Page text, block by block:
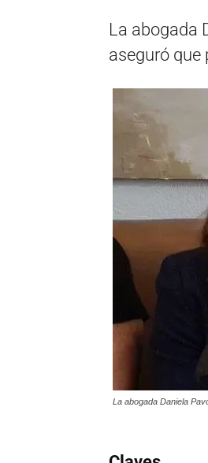
La abogada
aseguró que
La abogada Daniela